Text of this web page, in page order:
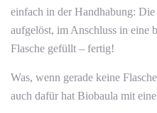
einfach in der Handhabung:
aufgelöst, im Anschluss in eine
Flasche gefüllt – fertig!
Was, wenn gerade keine
auch dafür hat Biobaula mit